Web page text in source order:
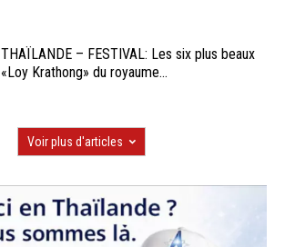
THAÏLANDE – FESTIVAL: Les six plus beaux
«Loy Krathong» du royaume...
Voir plus d'articles